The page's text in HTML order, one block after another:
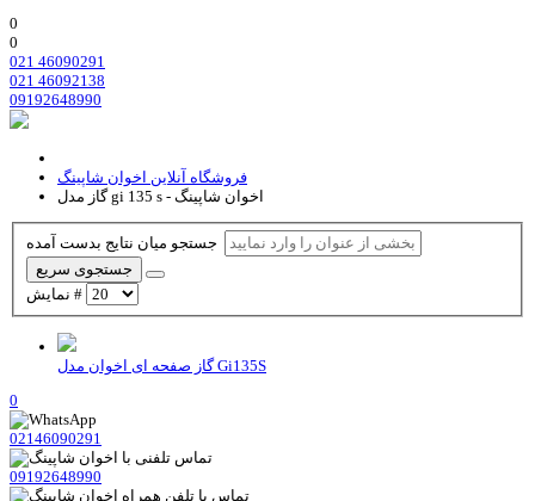
0
0
021 46090291
021 46092138
09192648990
فروشگاه آنلاین اخوان شاپینگ
گاز مدل gi 135 s - اخوان شاپینگ
جستجوی سریع
نمایش #
گاز صفحه ای اخوان مدل Gi135S
0
02146090291
09192648990